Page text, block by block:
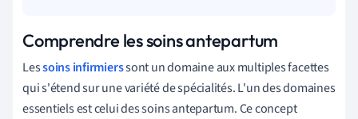
Comprendre les soins antepartum
Lessoins infirmierssont un domaine aux multiples facettes
qui s'étend sur une variété de spécialités. L'un des domaines
essentiels est celui des soins antepartum. Ce concept